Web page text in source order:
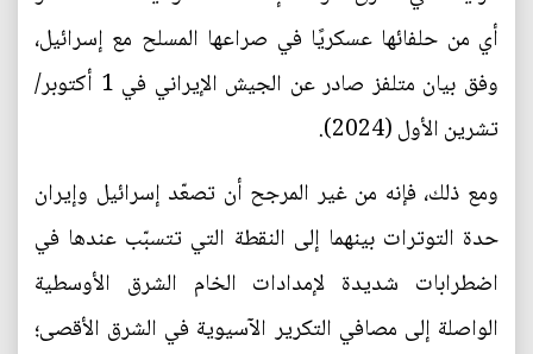
أي من حلفائها عسكريًا في صراعها المسلح مع إسرائيل،
وفق بيان متلفز صادر عن الجيش الإيراني في 1 أكتوبر/
تشرين الأول (2024).
ومع ذلك، فإنه من غير المرجح أن تصعّد إسرائيل وإيران
حدة التوترات بينهما إلى النقطة التي تتسبّب عندها في
اضطرابات شديدة لإمدادات الخام الشرق الأوسطية
الواصلة إلى مصافي التكرير الآسيوية في الشرق الأقصى؛